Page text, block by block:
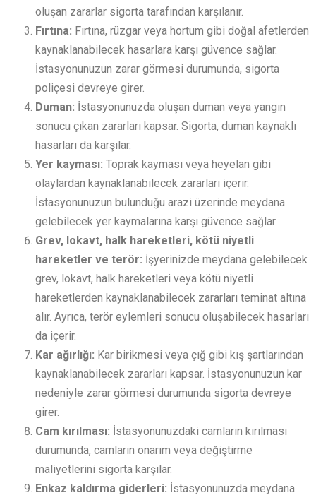
oluşan zararlar sigorta tarafından karşılanır.
Fırtına: Fırtına, rüzgar veya hortum gibi doğal afetlerden
kaynaklanabilecek hasarlara karşı güvence sağlar.
İstasyonunuzun zarar görmesi durumunda, sigorta
poliçesi devreye girer.
Duman: İstasyonunuzda oluşan duman veya yangın
sonucu çıkan zararları kapsar. Sigorta, duman kaynaklı
hasarları da karşılar.
Yer kayması: Toprak kayması veya heyelan gibi
olaylardan kaynaklanabilecek zararları içerir.
İstasyonunuzun bulunduğu arazi üzerinde meydana
gelebilecek yer kaymalarına karşı güvence sağlar.
Grev, lokavt, halk hareketleri, kötü niyetli
hareketler ve terör: İşyerinizde meydana gelebilecek
grev, lokavt, halk hareketleri veya kötü niyetli
hareketlerden kaynaklanabilecek zararları teminat altına
alır. Ayrıca, terör eylemleri sonucu oluşabilecek hasarları
da içerir.
Kar ağırlığı: Kar birikmesi veya çığ gibi kış şartlarından
kaynaklanabilecek zararları kapsar. İstasyonunuzun kar
nedeniyle zarar görmesi durumunda sigorta devreye
girer.
Cam kırılması: İstasyonunuzdaki camların kırılması
durumunda, camların onarım veya değiştirme
maliyetlerini sigorta karşılar.
Enkaz kaldırma giderleri: İstasyonunuzda meydana